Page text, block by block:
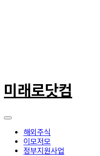
텐
츠
너
미래로닷컴
해외주식
이모저모
정부지원사업